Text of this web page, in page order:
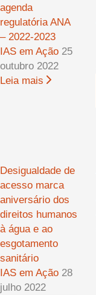
agenda
regulatória ANA
– 2022-2023
IAS em Ação 25
outubro 2022
Leia mais
Desigualdade de
acesso marca
aniversário dos
direitos humanos
à água e ao
esgotamento
sanitário
IAS em Ação 28
julho 2022